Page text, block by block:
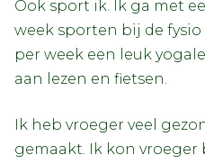
Ook sport ik. Ik ga met
week sporten bij de fysio
per week een leuk
aan lezen en fietsen.
Ik heb vroeger veel
gemaakt. Ik kon